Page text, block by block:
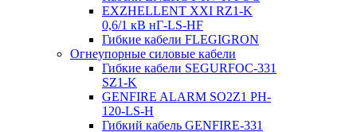
EXZHELLENT XXI RZ1-K
0,6/1 кВ нГ-LS-HF
Гибкие кабели FLEGIGRON
Огнеупорные силовые кабели
Гибкие кабели SEGURFOC-331
SZ1-K
GENFIRE ALARM SO2Z1 PH-
120-LS-H
Гибкий кабель GENFIRE-331